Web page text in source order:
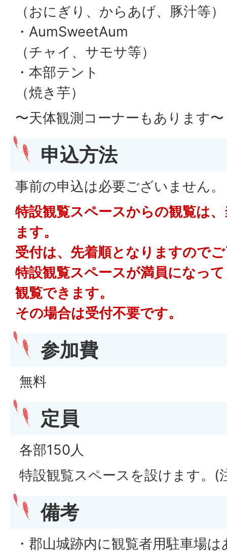
（おにぎり、からあげ、豚汁等）
・AumSweetAum
（チャイ、サモサ等）
・本部テント
（焼き芋）
〜天体観測コーナーもあります〜
申込方法
事前の申込は必要ございません。
特設観覧スペースからの観覧は
ます。
受付は、先着順となりますので
特設観覧スペースが満員になっ
観覧できます。
その場合は受付不要です。
参加費
無料
定員
各部150人
特設観覧スペースを設けます。(
備考
・郡山城跡内に観覧者用駐車場